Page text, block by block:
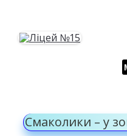
Смаколики – у